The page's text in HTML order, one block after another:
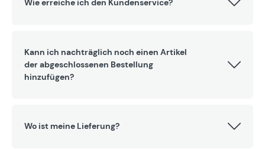
Wie erreiche ich den Kundenservice?
Kann ich nachträglich noch einen Artikel
der abgeschlossenen Bestellung
hinzufügen?
Wo ist meine Lieferung?